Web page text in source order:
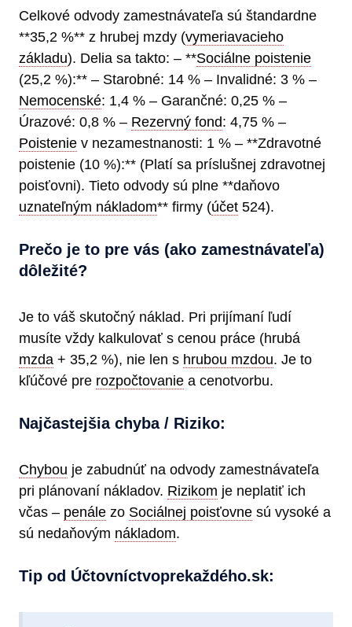
Celkové odvody zamestnávateľa sú štandardne
**35,2 %** z hrubej mzdy (vymeriavacieho
základu). Delia sa takto: – **Sociálne poistenie
(25,2 %):** – Starobné: 14 % – Invalidné: 3 % –
Nemocenské: 1,4 % – Garančné: 0,25 % –
Úrazové: 0,8 % – Rezervný fond: 4,75 % –
Poistenie v nezamestnanosti: 1 % – **Zdravotné
poistenie (10 %):** (Platí sa príslušnej zdravotnej
poisťovni). Tieto odvody sú plne **daňovo
uznateľným nákladom** firmy (účet 524).
Prečo je to pre vás (ako zamestnávateľa)
dôležité?
Je to váš skutočný náklad. Pri prijímaní ľudí
musíte vždy kalkulovať s cenou práce (hrubá
mzda + 35,2 %), nie len s hrubou mzdou. Je to
kľúčové pre rozpočtovanie a cenotvorbu.
Najčastejšia chyba / Riziko:
Chybou je zabudnúť na odvody zamestnávateľa
pri plánovaní nákladov. Rizikom je neplatiť ich
včas – penále zo Sociálnej poisťovne sú vysoké a
sú nedaňovým nákladom.
Tip od Účtovníctvoprekaždéh​o.sk: